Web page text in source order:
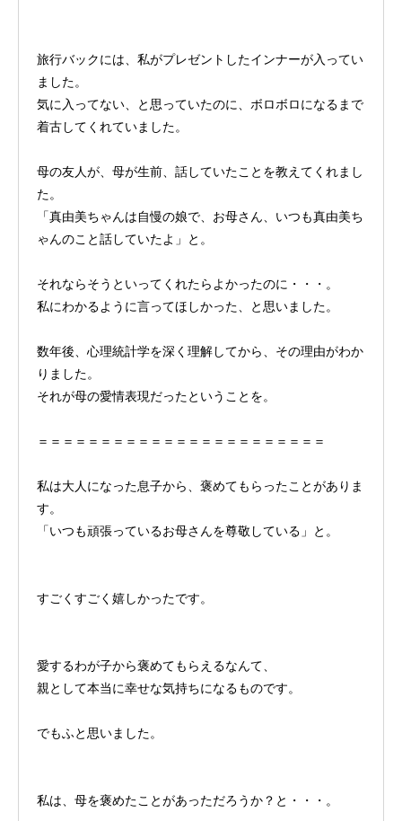
旅行バックには、私がプレゼントしたインナーが入ってい
ました。
気に入ってない、と思っていたのに、ボロボロになるまで
着古してくれていました。
母の友人が、母が生前、話していたことを教えてくれまし
た。
「真由美ちゃんは自慢の娘で、お母さん、いつも真由美ち
ゃんのこと話していたよ」と。
それならそうといってくれたらよかったのに・・・。
私にわかるように言ってほしかった、と思いました。
数年後、心理統計学を深く理解してから、その理由がわか
りました。
それが母の愛情表現だったということを。
＝＝＝＝＝＝＝＝＝＝＝＝＝＝＝＝＝＝＝＝＝＝＝
私は大人になった息子から、褒めてもらったことがありま
す。
「いつも頑張っているお母さんを尊敬している」と。
すごくすごく嬉しかったです。
愛するわが子から褒めてもらえるなんて、
親として本当に幸せな気持ちになるものです。
でもふと思いました。
私は、母を褒めたことがあっただろうか？と・・・。